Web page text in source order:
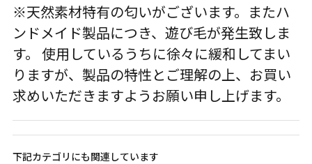
※天然素材特有の匂いがございます。またハ
ンドメイド製品につき、遊び毛が発生致しま
す。 使用しているうちに徐々に緩和してまい
りますが、製品の特性とご理解の上、お買い
求めいただきますようお願い申し上げます。
下記カテゴリにも関連しています